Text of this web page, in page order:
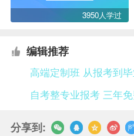
3950人学过
编辑推荐
高端定制班 从报考到
自考整专业报考 三年
分享到: